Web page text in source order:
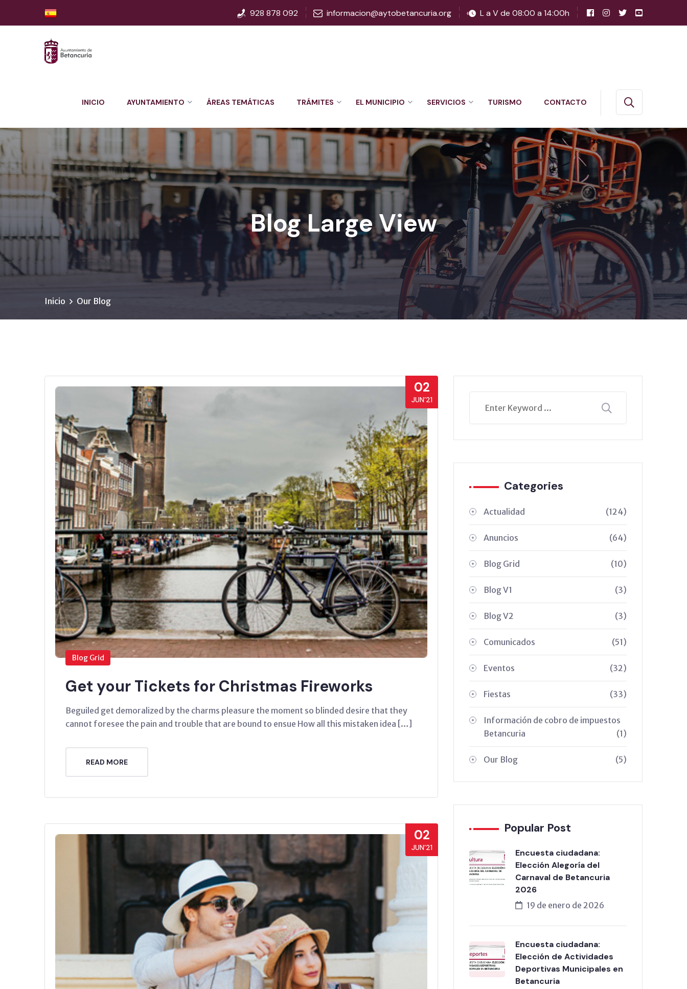
928 878 092 informacion@aytobetancuria.org L a V de 08:00 a 14:00h
INICIO AYUNTAMIENTO ÁREAS TEMÁTICAS TRÁMITES EL MUNICIPIO SERVICIOS TURISMO CONTACTO
Blog Large View
Inicio Our Blog
02
JUN’21
Blog Grid
Get your Tickets for Christmas Fireworks
Beguiled get demoralized by the charms pleasure the moment so blinded desire that they
cannot foresee the pain and trouble that are bound to ensue How all this mistaken idea […]
READ MORE
02
JUN’21
Categories
Actualidad (124)
Anuncios (64)
Blog Grid (10)
Blog V1 (3)
Blog V2 (3)
Comunicados (51)
Eventos (32)
Fiestas (33)
Información de cobro de impuestos
Betancuria
(1)
Our Blog (5)
Popular Post
Encuesta ciudadana:
Elección Alegoría del
Carnaval de Betancuria
2026
19 de enero de 2026
Encuesta ciudadana:
Elección de Actividades
Deportivas Municipales en
Betancuria